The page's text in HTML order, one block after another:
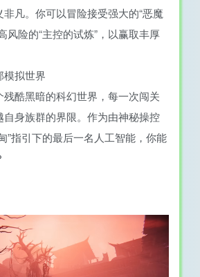
凡。你可以冒险接受强大的“恶魔
风险的“主控的试炼”，以赢取丰厚
模拟世界
酷黑暗的科幻世界，每一次闯关
身族群的界限。作为由神秘操控
”指引下的最后一名人工智能，你能